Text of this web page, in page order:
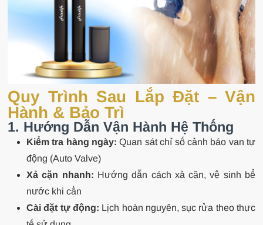
Quy Trình Sau Lắp Đặt – Vận
Hành & Bảo Trì
1. Hướng Dẫn Vận Hành Hệ Thống
Kiểm tra hàng ngày: Quan sát chỉ số cảnh báo van tự
động (Auto Valve)
Xả cặn nhanh: Hướng dẫn cách xả cặn, vệ sinh bể
nước khi cần
Cài đặt tự động: Lịch hoàn nguyên, sục rửa theo thực